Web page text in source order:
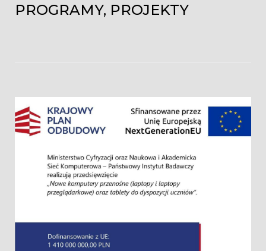
PROGRAMY, PROJEKTY